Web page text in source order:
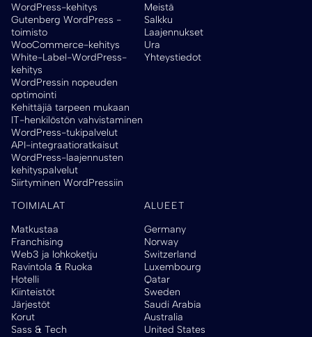
WordPress-kehitys
Gutenberg WordPress -
toimisto
WooCommerce-kehitys
White-Label-WordPress-
kehitys
WordPressin nopeuden
optimointi
Kehittäjiä tarpeen mukaan
IT-henkilöstön vahvistaminen
WordPress-tukipalvelut
API-integraatioratkaisut
WordPress-laajennusten
kehityspalvelut
Siirtyminen WordPressiin
Meistä
Salkku
Laajennukset
Ura
Yhteystiedot
TOIMIALAT
Matkustaa
Franchising
Web3 ja lohkoketju
Ravintola & Ruoka
Hotelli
Kiinteistöt
Järjestöt
Korut
Sass & Tech
ALUEET
Germany
Norway
Switzerland
Luxembourg
Qatar
Sweden
Saudi Arabia
Australia
United States